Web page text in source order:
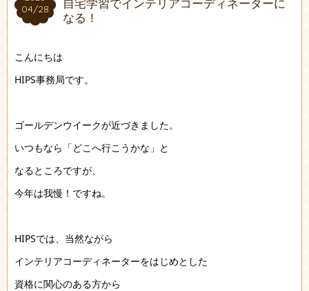
04/28
04/28
なる！
こんにちは
HIPS事務局です。
ゴールデンウイークが近づきました。
いつもなら「どこへ行こうかな」と
なるところですが、
今年は我慢！ですね。
HIPSでは、当然ながら
インテリアコーディネーターをはじめとした
資格に関心のある方から